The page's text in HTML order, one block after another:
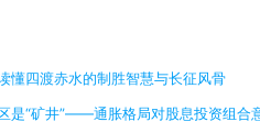
懂四渡赤水的制胜智慧与长征风骨
是“矿井”——通胀格局对股息投资组合